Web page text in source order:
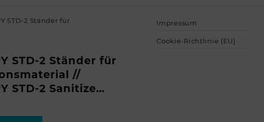
STD-2 Ständer für
STD-2 Ständer für
//
STD-2 Sanitize…
Impressum
Cookie-Richtlinie (EU)